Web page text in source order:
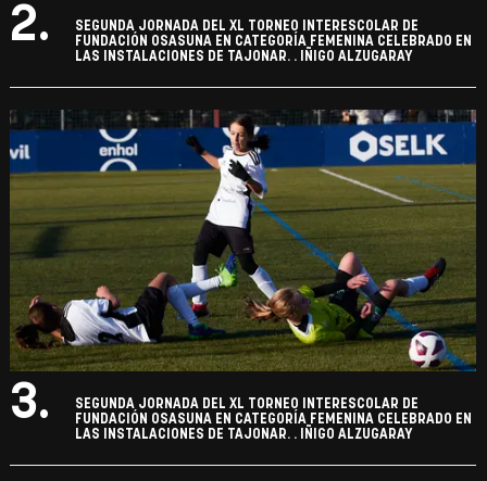
2.
SEGUNDA JORNADA DEL XL TORNEO INTERESCOLAR DE
FUNDACIÓN OSASUNA EN CATEGORÍA FEMENINA CELEBRADO EN
LAS INSTALACIONES DE TAJONAR. . IÑIGO ALZUGARAY
3.
SEGUNDA JORNADA DEL XL TORNEO INTERESCOLAR DE
FUNDACIÓN OSASUNA EN CATEGORÍA FEMENINA CELEBRADO EN
LAS INSTALACIONES DE TAJONAR. . IÑIGO ALZUGARAY